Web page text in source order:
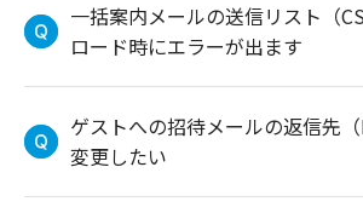
一括案内メールの送信リスト（
ロード時にエラーが出ます
ゲストへの招待メールの返信先
変更したい